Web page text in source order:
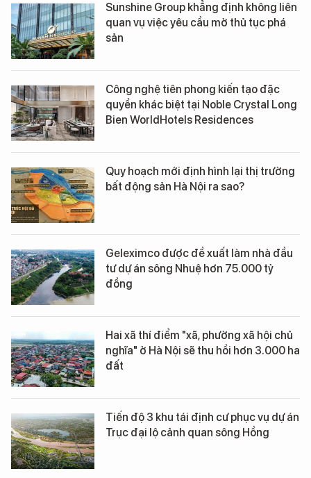
Sunshine Group khẳng định không liên
quan vụ việc yêu cầu mở thủ tục phá
sản
Công nghệ tiên phong kiến tạo đặc
quyền khác biệt tại Noble Crystal Long
Bien WorldHotels Residences
Quy hoạch mới định hình lại thị trường
bất động sản Hà Nội ra sao?
Geleximco được đề xuất làm nhà đầu
tư dự án sông Nhuệ hơn 75.000 tỷ
đồng
Hai xã thí điểm "xã, phường xã hội chủ
nghĩa" ở Hà Nội sẽ thu hồi hơn 3.000 ha
đất
Tiến độ 3 khu tái định cư phục vụ dự án
Trục đại lộ cảnh quan sông Hồng